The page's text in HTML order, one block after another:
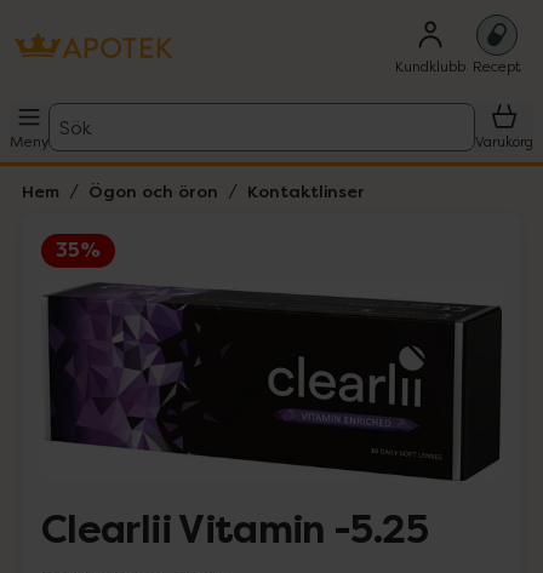
Kundklubb Recept
Meny
Sök
Varukorg
Hem Ögon och öron Kontaktlinser
35%
Lista: . Innehåller 1 objekt.
Hoppa över Lista
Clearlii Vitamin -5.25